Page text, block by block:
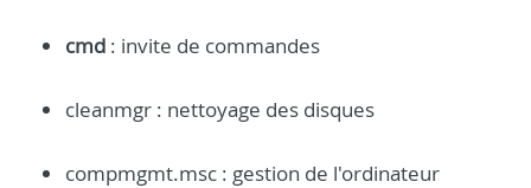
cmd : invite de commandes
cleanmgr : nettoyage des disques
compmgmt.msc : gestion de l'ordinateur